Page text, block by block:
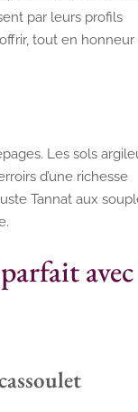
par leurs profils
tout en honneur
Les sols
d’une richesse
Tannat aux